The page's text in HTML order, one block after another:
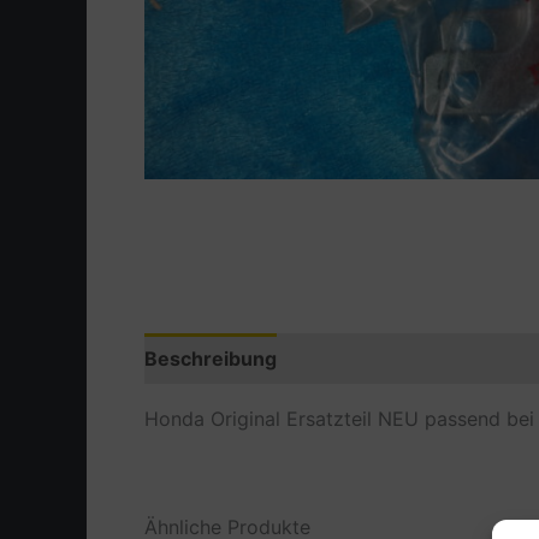
Beschreibung
Honda Original Ersatzteil NEU passend
Ähnliche Produkte